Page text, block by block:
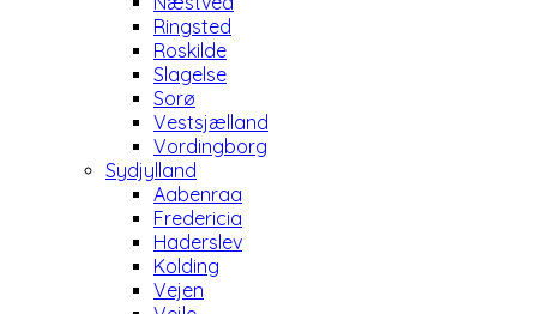
Ringsted
Roskilde
Slagelse
Sorø
Vestsjælland
Vordingborg
Sydjylland
Aabenraa
Fredericia
Haderslev
Kolding
Vejen